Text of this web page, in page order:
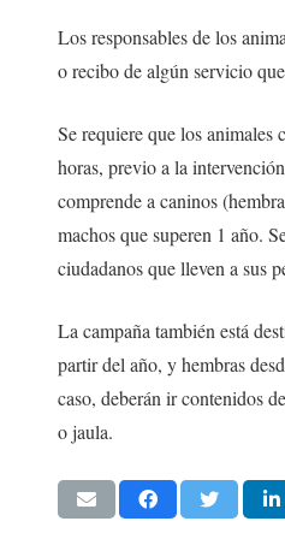
Los responsables de los
o recibo de algún servicio
Se requiere que los animales
horas, previo a la
comprende a caninos
machos que superen 1 año.
ciudadanos que lleven a sus
La campaña también está
partir del año, y hembras
caso, deberán ir contenidos
o jaula.